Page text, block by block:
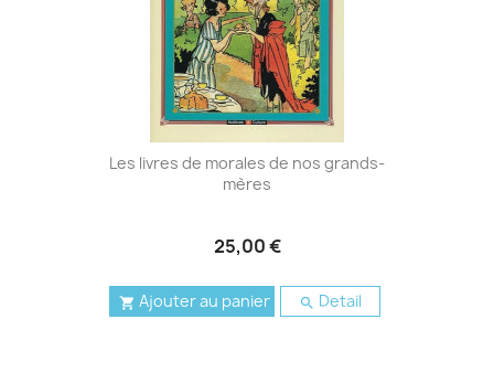
Les livres de morales de nos grands-
mères
25,00 €
 Ajouter au panier  Detail